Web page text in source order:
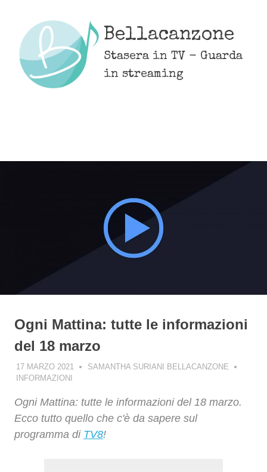
content
Bellacanzone
Stasera in TV - Guarda
in streaming
Ogni Mattina: tutte le informazioni
del 18 marzo
17 MARZO 2021
SAMANTHA SURIANI BELLACANZONE
INFORMAZIONI
Ogni Mattina: tutte le informazioni del 18 marzo.
Ecco tutto quello che c'è da sapere sul
programma di TV8!